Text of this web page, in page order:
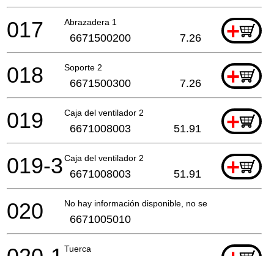
Abrazadera 1 +
017 6671500200 7.26
Soporte 2 +
018 6671500300 7.26
Caja del ventilador 2 +
019 6671008003 51.91
Caja del ventilador 2 +
019-3 6671008003 51.91
No hay información disponible, no se puede pedir
020 6671005010
Tuerca